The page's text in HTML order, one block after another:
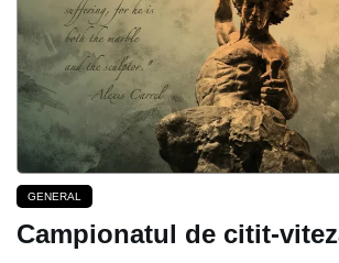
GENERAL
Campionatul de citit-